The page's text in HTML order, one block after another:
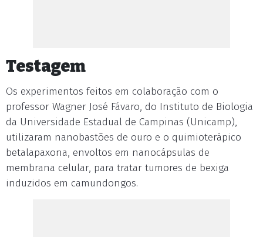
Testagem
Os experimentos feitos em colaboração com o
professor Wagner José Fávaro, do Instituto de Biologia
da Universidade Estadual de Campinas (Unicamp),
utilizaram nanobastões de ouro e o quimioterápico
betalapaxona, envoltos em nanocápsulas de
membrana celular, para tratar tumores de bexiga
induzidos em camundongos.